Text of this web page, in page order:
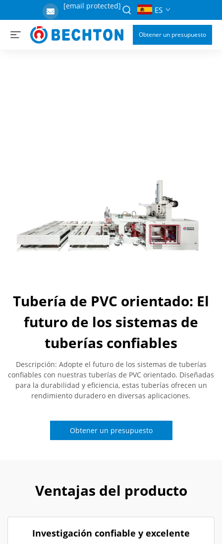
[email protected] ES
Obtener un presupuesto
Tubería de PVC orientado: El
futuro de los sistemas de
tuberías confiables
Descripción: Adopte el futuro de los sistemas de tuberías
confiables con nuestras tuberías de PVC orientado. Diseñadas
para la durabilidad y eficiencia, estas tuberías ofrecen un
rendimiento duradero en diversas aplicaciones.
Obtener un presupuesto
Ventajas del producto
Investigación confiable y excelente